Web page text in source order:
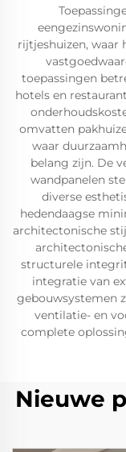
rijtjeshuizen, waar
toepassingen
hotels en
omvatten
waar
belang zijn. De
wandpanelen
diverse
hedendaagse
architectonische
structurele
integratie van
gebouwsystemen
ventilatie- en
complete
Nieuwe